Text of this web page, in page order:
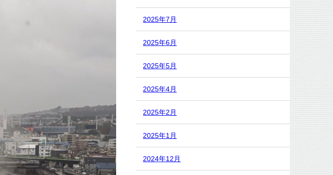
2025年7月
2025年6月
2025年5月
2025年4月
2025年2月
2025年1月
2024年12月